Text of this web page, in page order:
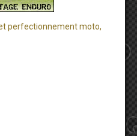
perfectionnement moto,